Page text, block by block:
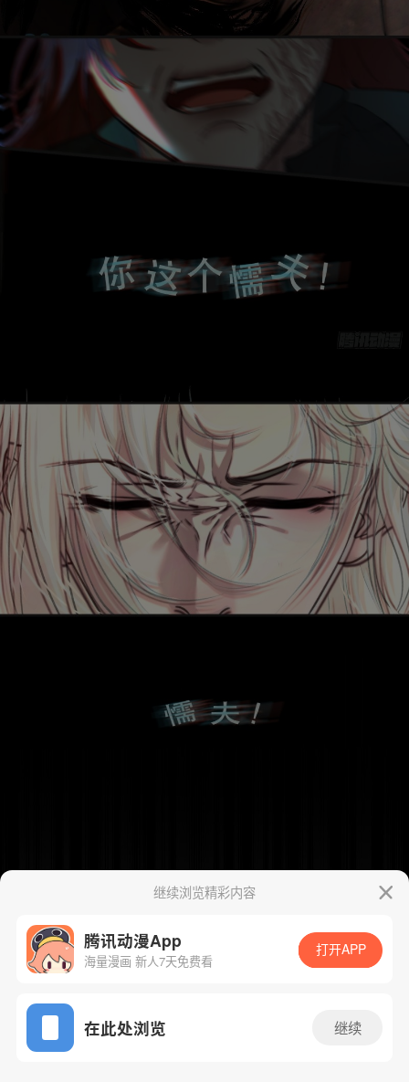
App免费看
继续浏览精彩内容
腾讯动漫App
海量漫画 新人7天免费看
打开APP
在此处浏览 继续